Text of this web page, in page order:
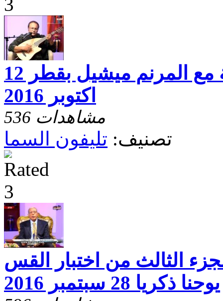
تليفون السماء وحلقة مع المرنم ميشيل بقطر 12
اكتوبر 2016
536 مشاهدات
تصنيف: تليفون السما
الثالث من اختبار القس
28 سبتمبر 2016